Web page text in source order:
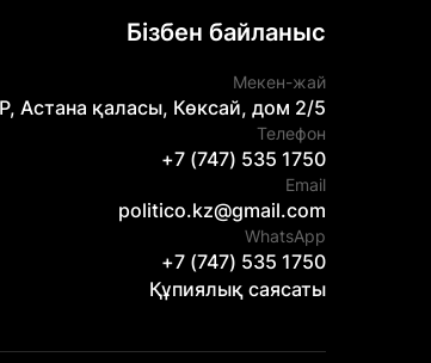
Бізбен байланыс
Мекен-жай
Астана қаласы, Көксай, дом 2/5
Телефон
+7 (747) 535 1750
Email
politico.kz@gmail.com
WhatsApp
+7 (747) 535 1750
Құпиялық саясаты